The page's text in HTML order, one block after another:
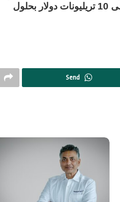
بحلول نهاية 2025، مع زيادة في القيمة السوقية للأصول الرقمية إلى 10 تريليونات دولار بحلول
Send